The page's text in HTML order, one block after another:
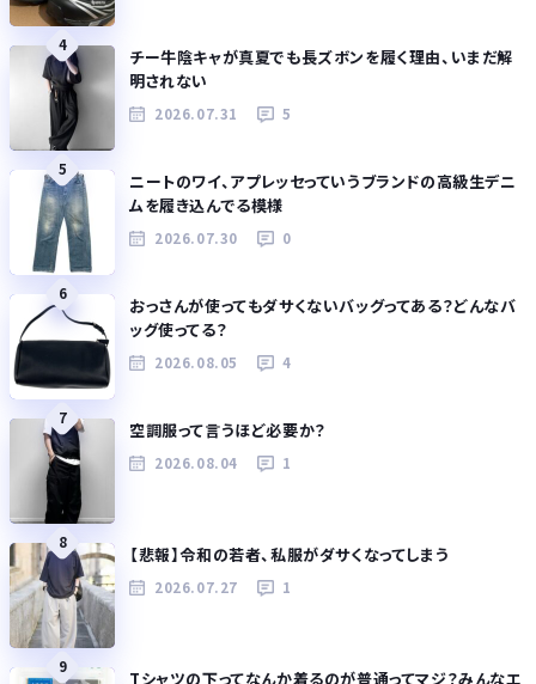
4
チー牛陰キャが真夏でも長ズボンを履く理由、いまだ解
明されない
2026.07.31 5
5
ニートのワイ、アプレッセっていうブランドの高級生デニ
ムを履き込んでる模様
2026.07.30 0
6
おっさんが使ってもダサくないバッグってある？どんなバ
ッグ使ってる？
2026.08.05 4
7
空調服って言うほど必要か？
2026.08.04 1
8
【悲報】令和の若者、私服がダサくなってしまう
2026.07.27 1
9
Tシャツの下ってなんか着るのが普通ってマジ？みんなエ